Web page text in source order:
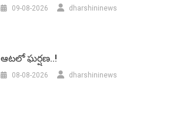
09-08-2026 dharshininews
ఆటలో ఘర్షణ..!
08-08-2026 dharshininews